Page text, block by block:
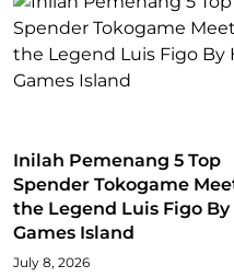
Inilah Pemenang 5 Top
Spender Tokogame
the Legend Luis Figo
Games Island
July 8, 2026